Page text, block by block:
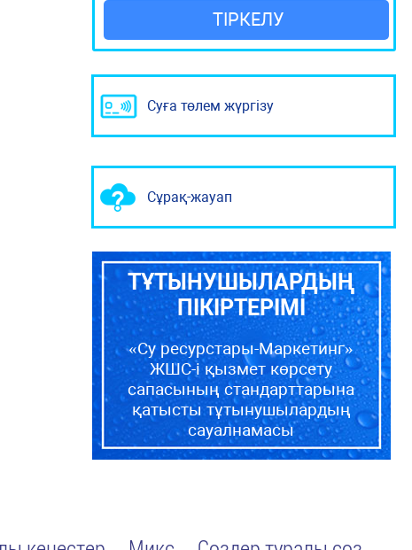
ТІРКЕЛУ
Суға төлем жүргізу
Сұрақ-жауап
ТҰТЫНУШЫЛАРДЫҢ
ПІКІРТЕРІМІ
«Су ресурстары-Маркетинг»
ЖШС-і қызмет көрсету
сапасының стандарттарына
қатысты тұтынушылардың
сауалнамасы